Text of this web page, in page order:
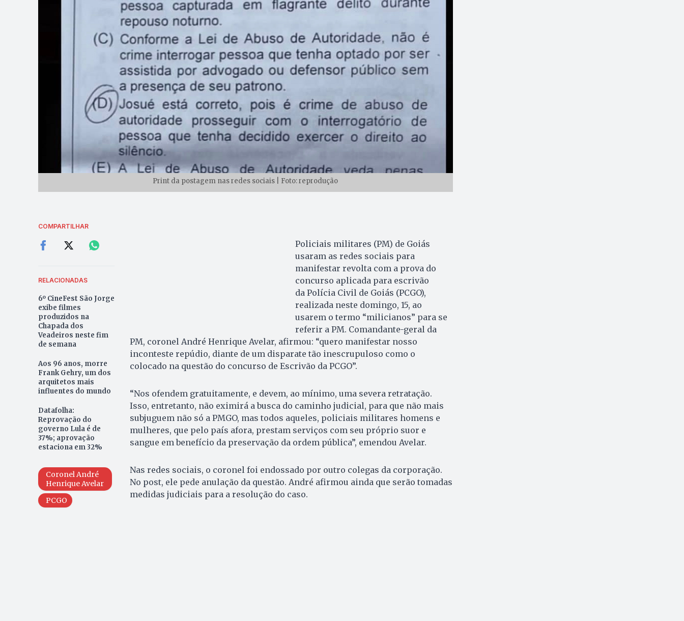
Print da postagem nas redes sociais | Foto: reprodução
COMPARTILHAR
RELACIONADAS
6º CineFest São Jorge
exibe filmes
produzidos na
Chapada dos
Veadeiros neste fim
de semana
Aos 96 anos, morre
Frank Gehry, um dos
arquitetos mais
influentes do mundo
Datafolha:
Reprovação do
governo Lula é de
37%; aprovação
estaciona em 32%
Coronel André
Henrique Avelar
PCGO
Policiais militares (PM) de Goiás
usaram as redes sociais para
manifestar revolta com a prova do
concurso aplicada para escrivão
da Polícia Civil de Goiás (PCGO),
realizada neste domingo, 15, ao
usarem o termo “milicianos” para se
referir a PM. Comandante-geral da
PM, coronel André Henrique Avelar, afirmou: “quero manifestar nosso
inconteste repúdio, diante de um disparate tão inescrupuloso como o
colocado na questão do concurso de Escrivão da PCGO”.
“Nos ofendem gratuitamente, e devem, ao mínimo, uma severa retratação.
Isso, entretanto, não eximirá a busca do caminho judicial, para que não mais
subjuguem não só a PMGO, mas todos aqueles, policiais militares homens e
mulheres, que pelo país afora, prestam serviços com seu próprio suor e
sangue em benefício da preservação da ordem pública”, emendou Avelar.
Nas redes sociais, o coronel foi endossado por outro colegas da corporação.
No post, ele pede anulação da questão. André afirmou ainda que serão tomadas
medidas judiciais para a resolução do caso.